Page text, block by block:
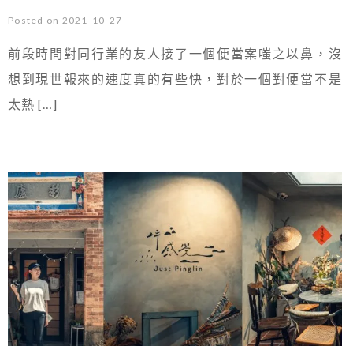
Posted on 2021-10-27
前段時間對同行業的友人接了一個便當案嗤之以鼻，沒
想到現世報來的速度真的有些快，對於一個對便當不是
太熱 […]